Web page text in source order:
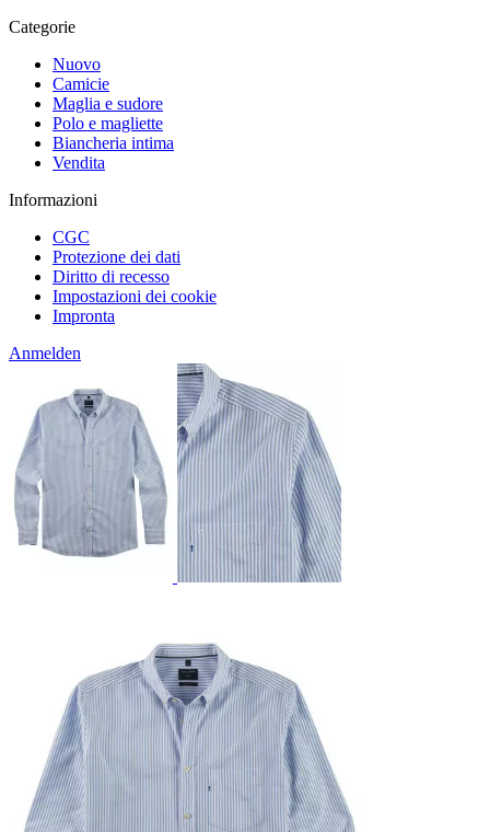
Categorie
Nuovo
Camicie
Maglia e sudore
Polo e magliette
Biancheria intima
Vendita
Informazioni
CGC
Protezione dei dati
Diritto di recesso
Impostazioni dei cookie
Impronta
Anmelden